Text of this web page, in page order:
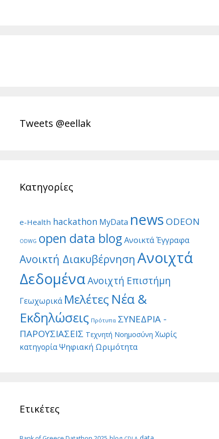
Tweets @eellak
Κατηγορίες
e-Health hackathon MyData news ODEON
ODWG open data blog Ανοικτά Έγγραφα
Ανοικτή Διακυβέρνηση Ανοιχτά
ΔεδομέναΑνοιχτή Επιστήμη
Γεωχωρικά Μελέτες Νέα &
Εκδηλώσεις Πρότυπα ΣΥΝΕΔΡΙΑ -
ΠΑΡΟΥΣΙΑΣΕΙΣ Τεχνητή Νοημοσύνη Χωρίς
κατηγορίαΨηφιακή Ωριμότητα
Ετικέτες